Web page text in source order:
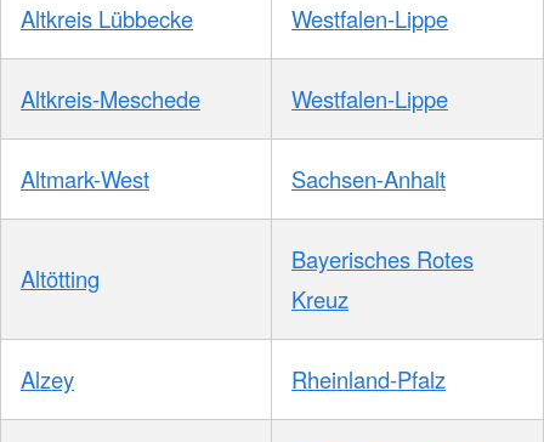
Altkreis Lübbecke Westfalen-Lippe
Altkreis-Meschede Westfalen-Lippe
Altmark-West Sachsen-Anhalt
Altötting
Bayerisches Rotes
Kreuz
Alzey Rheinland-Pfalz